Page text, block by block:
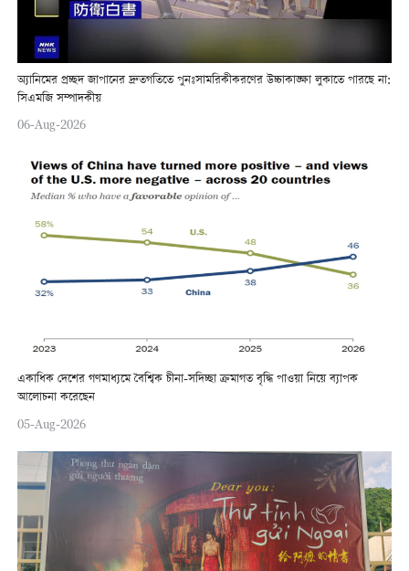
অ্যানিমের প্রচ্ছদ জাপানের দ্রুতগতিতে পুনঃসামরিকীকরণের উচ্চাকাঙ্ক্ষা লুকাতে পারছে না:
সিএমজি সম্পাদকীয়
06-Aug-2026
একাধিক দেশের গণমাধ্যমে বৈশ্বিক চীনা-সদিচ্ছা ক্রমাগত বৃদ্ধি পাওয়া নিয়ে ব্যাপক
আলোচনা করেছেন
05-Aug-2026